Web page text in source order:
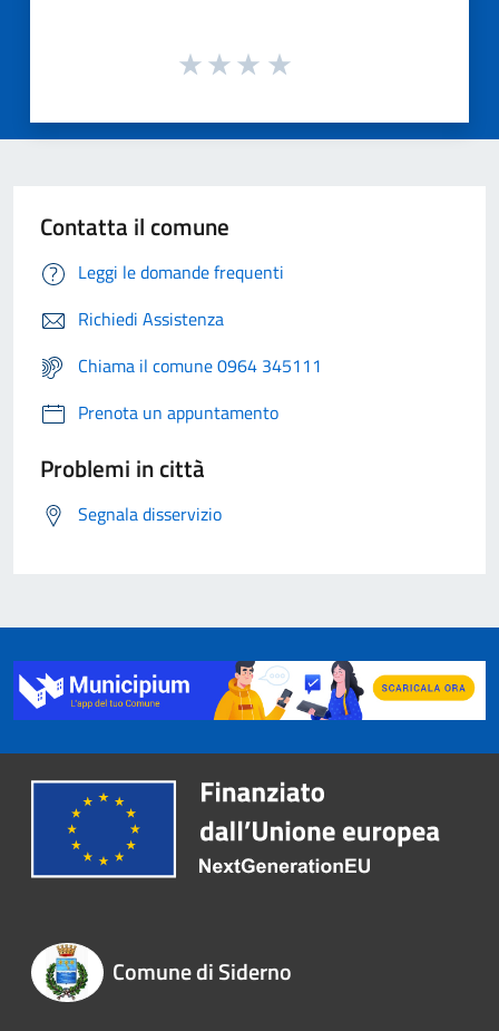
Contatta il comune
Leggi le domande frequenti
Richiedi Assistenza
Chiama il comune 0964 345111
Prenota un appuntamento
Problemi in città
Segnala disservizio
Comune di Siderno